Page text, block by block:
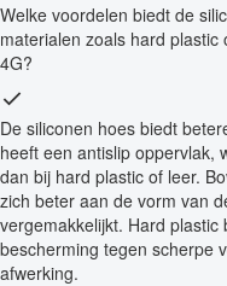
Welke voordelen biedt de
materialen zoals hard
4G?
De siliconen hoes biedt
heeft een antislip oppervlak,
dan bij hard plastic of leer.
zich beter aan de vorm van
vergemakkelijkt. Hard
bescherming tegen scherpe
afwerking.